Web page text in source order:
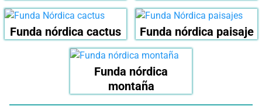
Funda nórdica cactus Funda nórdica paisaje
Funda nórdica
montaña